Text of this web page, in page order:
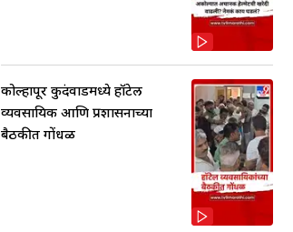
कोल्हापूर कुरुंदवाडमध्ये हॉटेल
व्यवसायिक आणि प्रशासनाच्या
बैठकीत गोंधळ